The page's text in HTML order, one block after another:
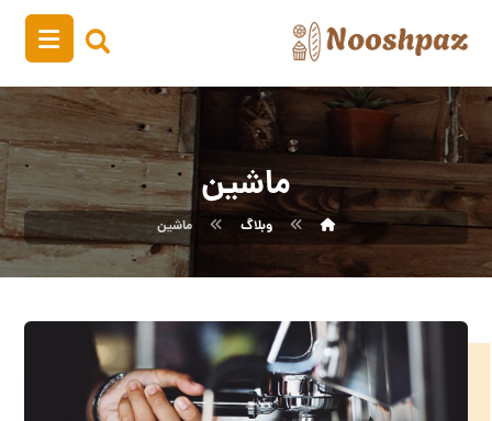
ماشین
وبلاگ ماشین